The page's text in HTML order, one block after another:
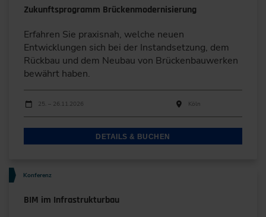
Zukunftsprogramm Brückenmodernisierung
Erfahren Sie praxisnah, welche neuen
Entwicklungen sich bei der Instandsetzung, dem
Rückbau und dem Neubau von Brückenbauwerken
bewährt haben.
Durchführungen
Veranstaltungsdatum
25. – 26.11.2026 Köln
DETAILS & BUCHEN
Konferenz
BIM im Infrastrukturbau